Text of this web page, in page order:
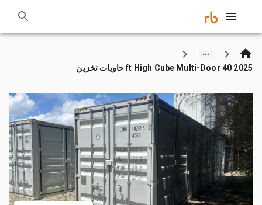
2025 40 ft High Cube Multi-Door حاويات تخزين